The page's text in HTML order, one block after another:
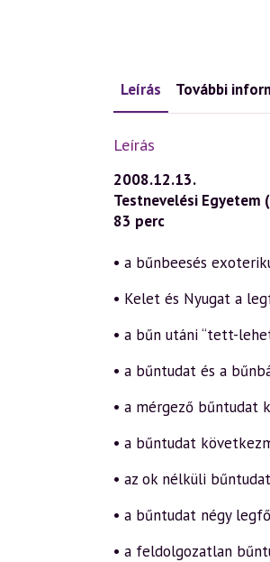
Leírás További
Leírás
2008.12.13.
Testnevelési Egyetem
83 perc
• a bűnbeesés
• Kelet és Nyugat a
• a bűn utáni “tett-
• a bűntudat és a
• a mérgező bűntudat
• a bűntudat
• az ok nélküli
• a bűntudat négy
• a feldolgozatlan